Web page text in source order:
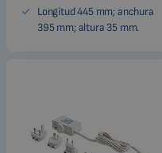
Longitud 445 mm; anchura
395 mm; altura 35 mm.